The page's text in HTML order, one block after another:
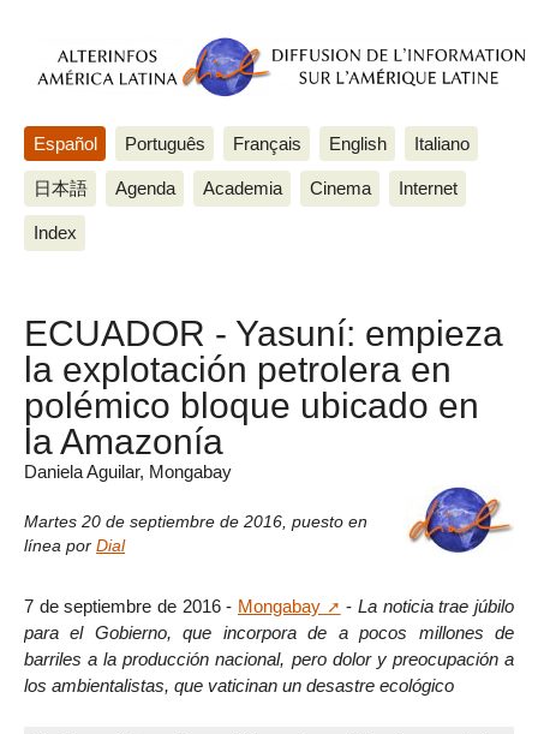
Español Português Français English Italiano
日本語 Agenda Academia Cinema Internet
Index
ECUADOR - Yasuní: empieza
la explotación petrolera en
polémico bloque ubicado en
la Amazonía
Daniela Aguilar, Mongabay
Martes 20 de septiembre de 2016 puesto en
línea por Dial
7 de septiembre de 2016 - Mongabay -La noticia trae júbilo
para el Gobierno, que incorpora de a pocos millones de
barriles a la producción nacional, pero dolor y preocupación a
los ambientalistas, que vaticinan un desastre ecológico